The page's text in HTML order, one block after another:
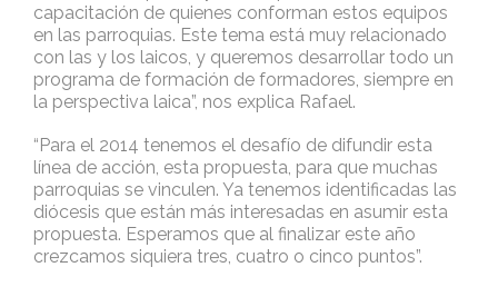
capacitación de quienes conforman estos equipos
en las parroquias. Este tema está muy relacionado
con las y los laicos, y queremos desarrollar todo un
programa de formación de formadores, siempre en
la perspectiva laica”, nos explica Rafael.
“Para el 2014 tenemos el desafío de difundir esta
línea de acción, esta propuesta, para que muchas
parroquias se vinculen. Ya tenemos identificadas las
diócesis que están más interesadas en asumir esta
propuesta. Esperamos que al finalizar este año
crezcamos siquiera tres, cuatro o cinco puntos”.